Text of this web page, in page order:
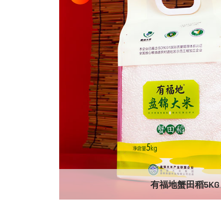
有福地蟹田稻5KG